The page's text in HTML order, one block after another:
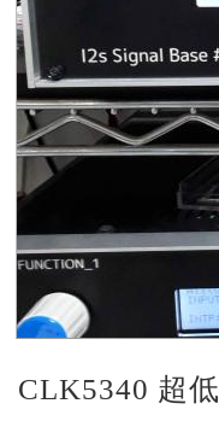
CLK5340 超